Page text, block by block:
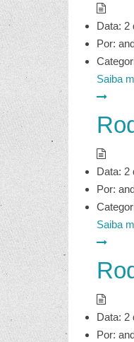
Data: 2
Por:
Saiba
Data: 2
Por:
Saiba
Data: 2
Por: